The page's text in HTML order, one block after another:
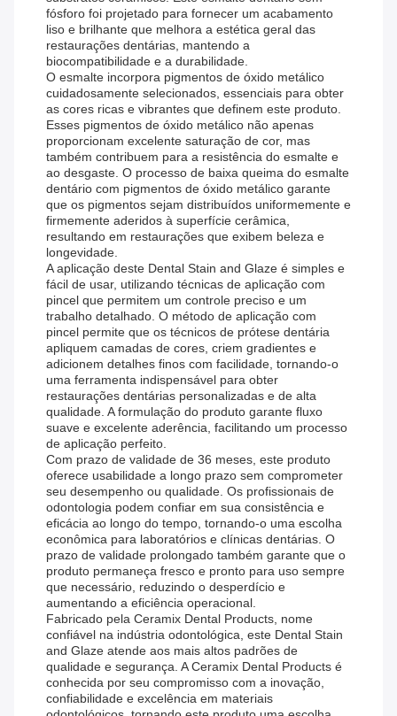
fósforo foi projetado para fornecer um acabamento
liso e brilhante que melhora a estética geral das
restaurações dentárias, mantendo a
biocompatibilidade e a durabilidade.
O esmalte incorpora pigmentos de óxido metálico
cuidadosamente selecionados, essenciais para obter
as cores ricas e vibrantes que definem este produto.
Esses pigmentos de óxido metálico não apenas
proporcionam excelente saturação de cor, mas
também contribuem para a resistência do esmalte e
ao desgaste. O processo de baixa queima do esmalte
dentário com pigmentos de óxido metálico garante
que os pigmentos sejam distribuídos uniformemente e
firmemente aderidos à superfície cerâmica,
resultando em restaurações que exibem beleza e
longevidade.
A aplicação deste Dental Stain and Glaze é simples e
fácil de usar, utilizando técnicas de aplicação com
pincel que permitem um controle preciso e um
trabalho detalhado. O método de aplicação com
pincel permite que os técnicos de prótese dentária
apliquem camadas de cores, criem gradientes e
adicionem detalhes finos com facilidade, tornando-o
uma ferramenta indispensável para obter
restaurações dentárias personalizadas e de alta
qualidade. A formulação do produto garante fluxo
suave e excelente aderência, facilitando um processo
de aplicação perfeito.
Com prazo de validade de 36 meses, este produto
oferece usabilidade a longo prazo sem comprometer
seu desempenho ou qualidade. Os profissionais de
odontologia podem confiar em sua consistência e
eficácia ao longo do tempo, tornando-o uma escolha
econômica para laboratórios e clínicas dentárias. O
prazo de validade prolongado também garante que o
produto permaneça fresco e pronto para uso sempre
que necessário, reduzindo o desperdício e
aumentando a eficiência operacional.
Fabricado pela Ceramix Dental Products, nome
confiável na indústria odontológica, este Dental Stain
and Glaze atende aos mais altos padrões de
qualidade e segurança. A Ceramix Dental Products é
conhecida por seu compromisso com a inovação,
confiabilidade e excelência em materiais